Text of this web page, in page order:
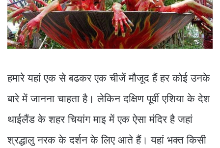
हमारे यहां एक से बढकर एक चीजें मौजूद हैं हर कोई उनके
बारे में जानना चाहता है। लेकिन दक्षिण पूर्वी एशिया के देश
थाईलैंड के शहर चियांग माइ में एक ऐसा मंदिर है जहां
श्रद्धालु नरक के दर्शन के लिए आते हैं। यहां भक्त किसी